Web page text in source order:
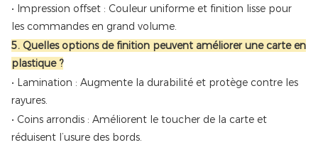
• Impression offset : Couleur uniforme et finition lisse pour
les commandes en grand volume.
5. Quelles options de finition peuvent améliorer une carte en
plastique ?
• Lamination : Augmente la durabilité et protège contre les
rayures.
• Coins arrondis : Améliorent le toucher de la carte et
réduisent l’usure des bords.